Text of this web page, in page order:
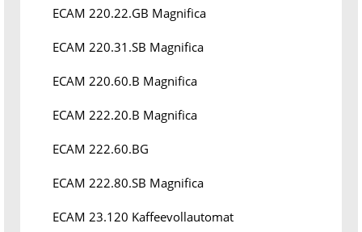
ECAM 220.22.GB Magnifica
ECAM 220.31.SB Magnifica
ECAM 220.60.B Magnifica
ECAM 222.20.B Magnifica
ECAM 222.60.BG
ECAM 222.80.SB Magnifica
ECAM 23.120 Kaffeevollautomat